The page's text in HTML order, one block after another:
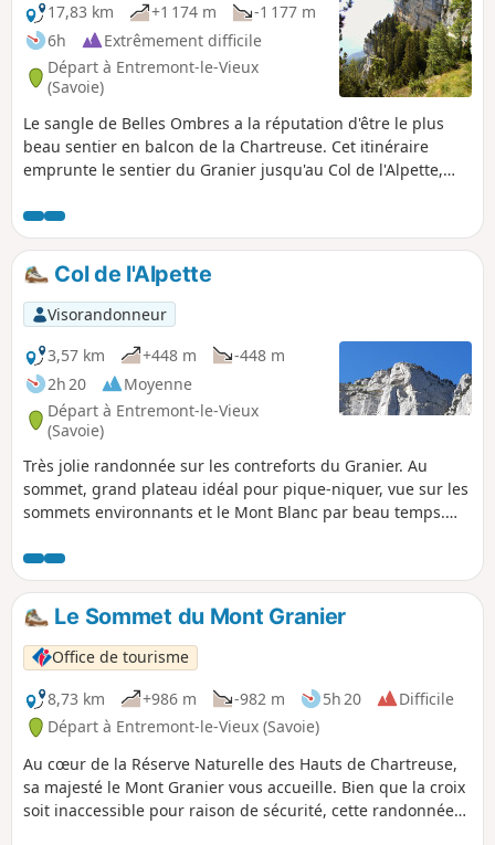
17,83 km
+1 174 m
-1 177 m
6h
Extrêmement difficile
Départ à Entremont-le-Vieux
(Savoie)
Le sangle de Belles Ombres a la réputation d'être le plus
beau sentier en balcon de la Chartreuse. Cet itinéraire
emprunte le sentier du Granier jusqu'au Col de l'Alpette,
monter sur les pentes Ouest des Rochers de Belles Ombres
tout en visant la limite bois/prairie. Sur la crête, un sentier
rejoint le Col de Belles Ombres et le versant Est. C'est le
début du sangle de Belles Ombres qui parcourt les falaises
dominant la vallée du Grésivaudan. Au début plutôt anodin,
c'est à mi-parcours que se révèle toute sa beauté aérienne
impressionnante. Certaines parties descendantes et
graveleuses sont très exposées et requièrent une vigilance
accrue. Le retour au Col de Belles Ombres se fait par un
facile pas d'escalade suivi d'un sentier de crête. La descente
Col de l'Alpette
Visorandonneur
3,57 km
+448 m
-448 m
2h 20
Moyenne
Départ à Entremont-le-Vieux
(Savoie)
Très jolie randonnée sur les contreforts du Granier. Au
sommet, grand plateau idéal pour pique-niquer, vue sur les
sommets environnants et le Mont Blanc par beau temps.
3 ans 1/2 mais qui a l'habitude de marcher car ça grimpe
raide quand même.
Le Sommet du Mont Granier
Office de tourisme
8,73 km
+986 m -982 m 5h 20
Difficile
Départ à Entremont-le-Vieux (Savoie)
Au cœur de la Réserve Naturelle des Hauts de Chartreuse,
sa majesté le Mont Granier vous accueille. Bien que la croix
soit inaccessible pour raison de sécurité, cette randonnée